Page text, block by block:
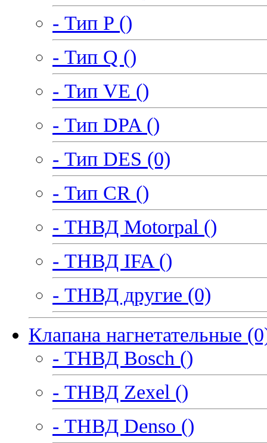
- Тип P ()
- Тип Q ()
- Тип VE ()
- Тип DPA ()
- Тип DES (0)
- Тип CR ()
- ТНВД Motorpal ()
- ТНВД IFA ()
- ТНВД другие (0)
Клапана нагнетательные
- ТНВД Bosch ()
- ТНВД Zexel ()
- ТНВД Denso ()